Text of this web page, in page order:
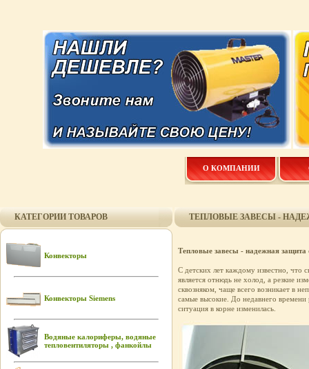
О КОМПАНИИ
КАТЕГОРИИ ТОВАРОВ
Конвекторы
Конвекторы Siemens
Водяные калориферы, водяные
тепловентиляторы , фанкойлы
ТЕПЛОВЫЕ ЗАВЕСЫ -
Тепловые завесы - надежная защита
С детских лет каждому известно, что
является отнюдь не холод, а резкие
сквозняком, чаще всего возникает в
самые высокие. До недавнего
ситуация в корне изменилась.